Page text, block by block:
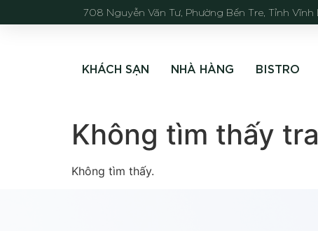
708 Nguyễn Văn Tư, Phường Bến Tre, Tỉnh Vĩnh
KHÁCH SẠN NHÀ HÀNG BISTRO
Không tìm thấy
Không tìm thấy.